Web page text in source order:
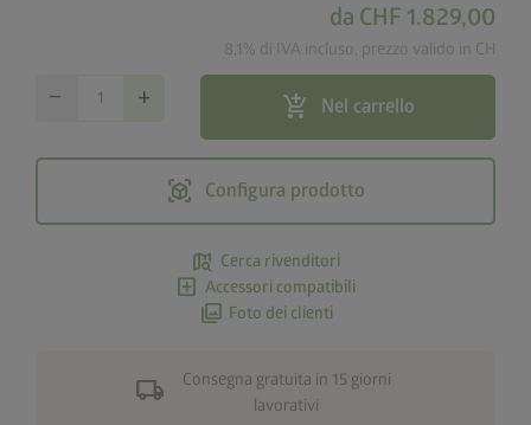
da CHF 1.829,00
8,1% di IVA incluso, prezzo valido in CH
remove add add_shopping_cart Nel carrello
view_in_ar Configura prodotto
map_search Cerca rivenditori
add_box Accessori compatibili
photo_library Foto dei clienti
local_shipping
Consegna gratuita in 15 giorni
lavorativi